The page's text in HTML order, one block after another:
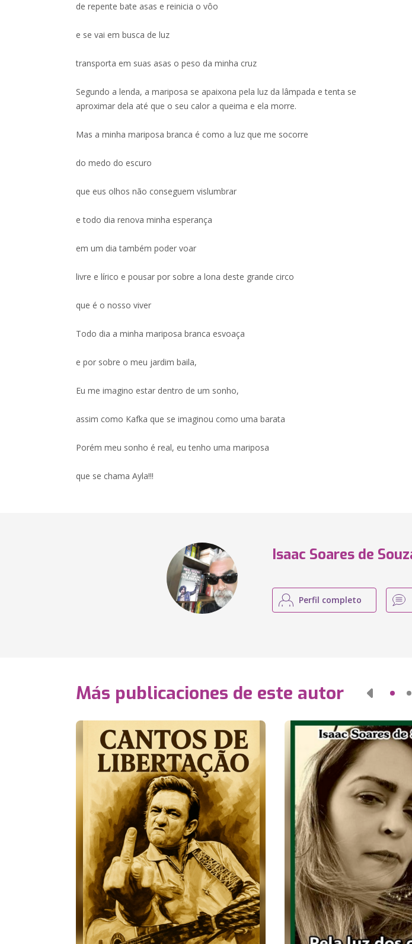
de repente bate asas e reinicia o vôo
e se vai em busca de luz
transporta em suas asas o peso da minha cruz
Segundo a lenda, a mariposa se apaixona pela luz da lâmpada e tenta se
aproximar dela até que o seu calor a queima e ela morre.
Mas a minha mariposa branca é como a luz que me socorre
do medo do escuro
que eus olhos não conseguem vislumbrar
e todo dia renova minha esperança
em um dia também poder voar
livre e lírico e pousar por sobre a lona deste grande circo
que é o nosso viver
Todo dia a minha mariposa branca esvoaça
e por sobre o meu jardim baila,
Eu me imagino estar dentro de um sonho,
assim como Kafka que se imaginou como uma barata
Porém meu sonho é real, eu tenho uma mariposa
que se chama Ayla!!!
Isaac Soares de
Perfil completo
Más publicaciones de este autor